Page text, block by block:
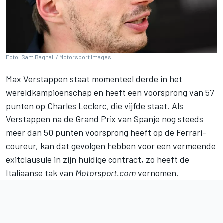
Foto: Sam Bagnall / Motorsport Images
Max Verstappen staat momenteel derde in het
wereldkampioenschap en heeft een voorsprong van 57
punten op Charles Leclerc, die vijfde staat. Als
Verstappen na de Grand Prix van Spanje nog steeds
meer dan 50 punten voorsprong heeft op de Ferrari-
coureur, kan dat gevolgen hebben voor een vermeende
exitclausule in zijn huidige contract, zo heeft de
Italiaanse tak van Motorsport.comvernomen.